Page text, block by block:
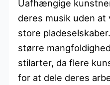
Uafhængige
deres musik uden
store
større
stilarter, da flere
for at dele deres